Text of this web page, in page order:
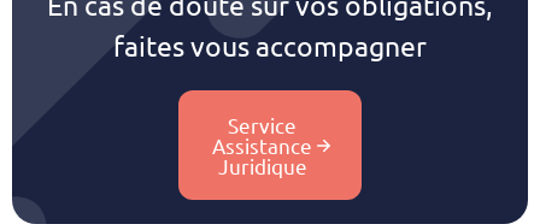
faites vous accompagner
Service
Assistance
Juridique